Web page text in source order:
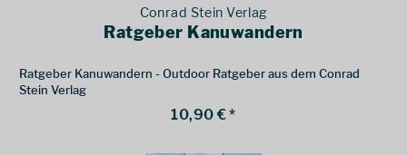
Conrad Stein Verlag
Ratgeber Kanuwandern
Ratgeber Kanuwandern - Outdoor Ratgeber aus dem Conrad
Stein Verlag
10,90 € *